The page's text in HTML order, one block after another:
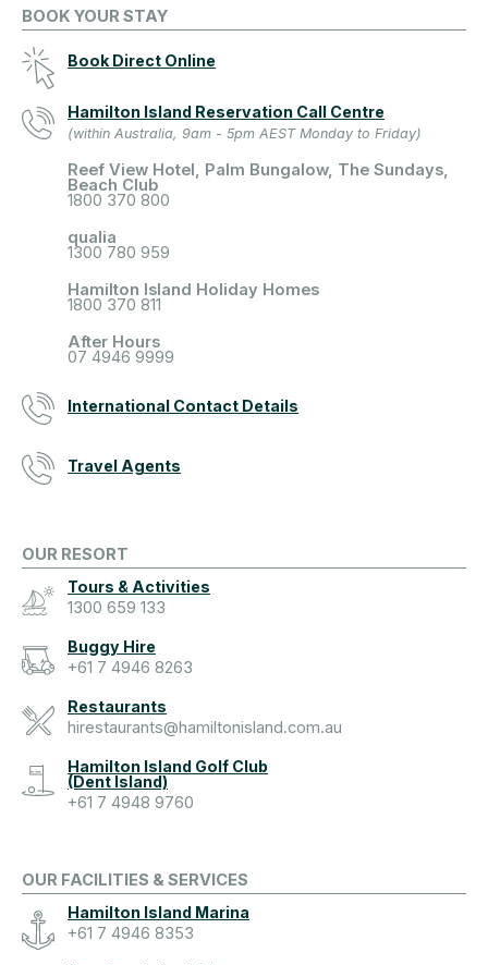
BOOK YOUR STAY
Book Direct Online
Hamilton Island Reservation Call Centre
(within Australia, 9am - 5pm AEST Monday to Friday)
Reef View Hotel, Palm Bungalow, The Sundays,
Beach Club
1800 370 800
qualia
1300 780 959
Hamilton Island Holiday Homes
1800 370 811
After Hours
07 4946 9999
International Contact Details
Travel Agents
OUR RESORT
Tours & Activities
1300 659 133
Buggy Hire
+61 7 4946 8263
Restaurants
hirestaurants@hamiltonisland.com.au
Hamilton Island Golf Club
(Dent Island)
+61 7 4948 9760
OUR FACILITIES & SERVICES
Hamilton Island Marina
+61 7 4946 8353